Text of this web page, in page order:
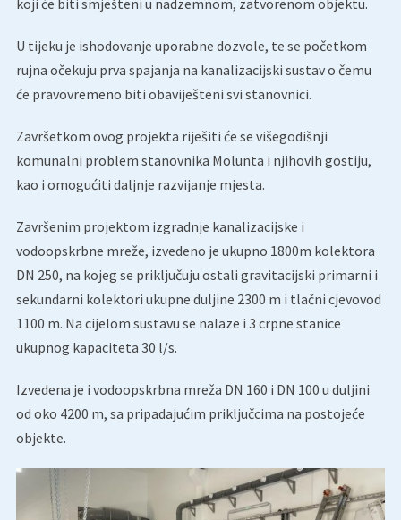
koji će biti smješteni u nadzemnom, zatvorenom objektu.
U tijeku je ishodovanje uporabne dozvole, te se početkom
rujna očekuju prva spajanja na kanalizacijski sustav o čemu
će pravovremeno biti obaviješteni svi stanovnici.
Završetkom ovog projekta riješiti će se višegodišnji
komunalni problem stanovnika Molunta i njihovih gostiju,
kao i omogućiti daljnje razvijanje mjesta.
Završenim projektom izgradnje kanalizacijske i
vodoopskrbne mreže, izvedeno je ukupno 1800m kolektora
DN 250, na kojeg se priključuju ostali gravitacijski primarni i
sekundarni kolektori ukupne duljine 2300 m i tlačni cjevovod
1100 m. Na cijelom sustavu se nalaze i 3 crpne stanice
ukupnog kapaciteta 30 l/s.
Izvedena je i vodoopskrbna mreža DN 160 i DN 100 u duljini
od oko 4200 m, sa pripadajućim priključcima na postojeće
objekte.